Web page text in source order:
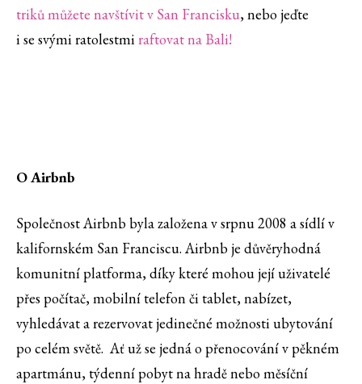
triků můžete navštívit v San Francisku, nebo jeďte
i se svými ratolestmiraftovat na Bali!
O Airbnb
Společnost Airbnb byla založena v srpnu 2008 a sídlí v
kalifornském San Franciscu. Airbnb je důvěryhodná
komunitní platforma, díky které mohou její uživatelé
přes počítač, mobilní telefon či tablet, nabízet,
vyhledávat a rezervovat jedinečné možnosti ubytování
po celém světě. Ať už se jedná o přenocování v pěkném
apartmánu, týdenní pobyt na hradě nebo měsíční